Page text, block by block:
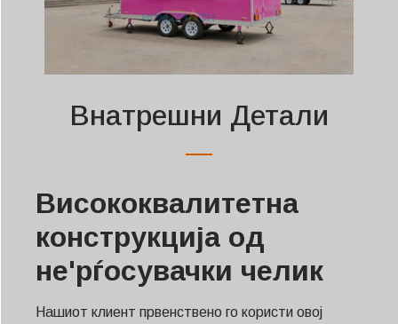
Внатрешни Детали
Висококвалитетна
конструкција од
не'рѓосувачки челик
Нашиот клиент првенствено го користи овој